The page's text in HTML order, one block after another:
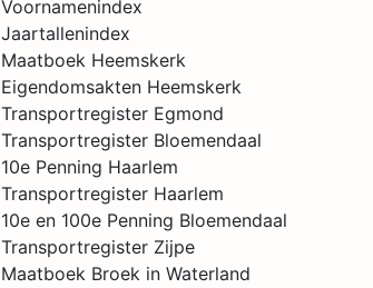
Voornamenindex
Jaartallenindex
Maatboek Heemskerk
Eigendomsakten Heemskerk
Transportregister Egmond
Transportregister Bloemendaal
10e Penning Haarlem
Transportregister Haarlem
10e en 100e Penning Bloemendaal
Transportregister Zijpe
Maatboek Broek in Waterland